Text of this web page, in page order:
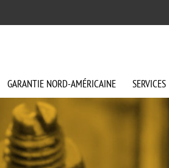
GARANTIE NORD-AMÉRICAINE SERVICES